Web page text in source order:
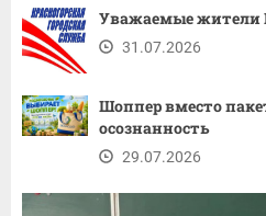
Уважаемые жители
31.07.2026
Шоппер вместо
осознанность
29.07.2026